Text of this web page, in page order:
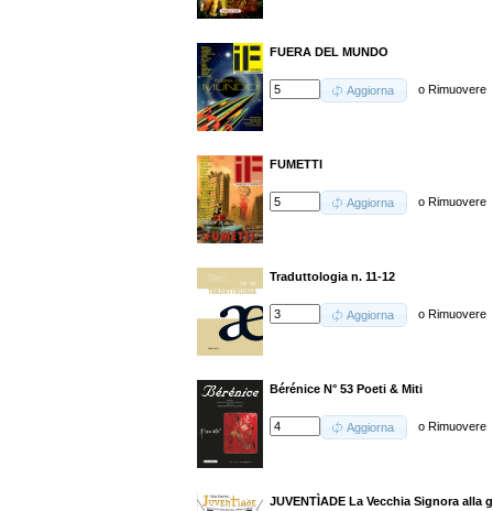
FUERA DEL MUNDO
Aggiorna oRimuovere
FUMETTI
Aggiorna oRimuovere
Traduttologia n. 11-12
Aggiorna oRimuovere
Bérénice N° 53 Poeti & Miti
Aggiorna oRimuovere
JUVENTÌADE La Vecchia Signora alla